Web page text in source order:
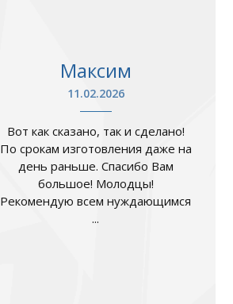
Максим
11.02.2026
Вот как сказано, так и сделано!
По срокам изготовления даже на
день раньше. Спасибо Вам
большое! Молодцы!
Рекомендую всем нуждающимся
...